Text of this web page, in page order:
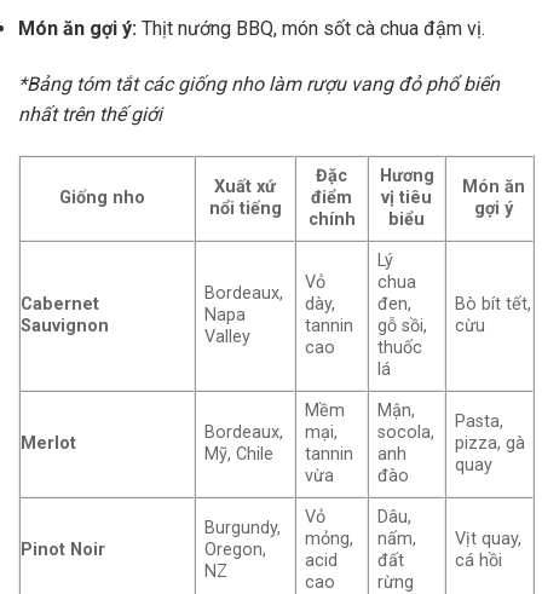
Món ăn gợi ý: Thịt nướng BBQ, món sốt cà chua đậm vị.
*Bảng tóm tắt các giống nho làm rượu vang đỏ phổ biến
nhất trên thế giới
Giống nho
Xuất xứ
nổi tiếng
Đặc
điểm
chính
Hương
vị tiêu
biểu
Món ăn
gợi ý
Cabernet
Sauvignon
Bordeaux,
Napa
Valley
Vỏ
dày,
tannin
cao
Lý
chua
đen,
gỗ sồi,
thuốc
lá
Bò bít tết,
cừu
Merlot
Bordeaux,
Mỹ, Chile
Mềm
mại,
tannin
vừa
Mận,
socola,
anh
đào
Pasta,
pizza, gà
quay
Pinot Noir
Burgundy,
Oregon,
NZ
Vỏ
mỏng,
acid
cao
Dâu,
nấm,
đất
rừng
Vịt quay,
cá hồi